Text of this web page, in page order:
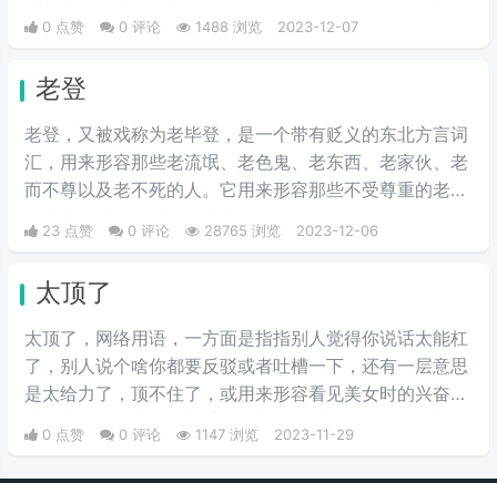
仿。
0 点赞 0 评论 1488 浏览 2023-12-07
老登
老登，又被戏称为老毕登，是一个带有贬义的东北方言词
汇，用来形容那些老流氓、老色鬼、老东西、老家伙、老
而不尊以及老不死的人。它用来形容那些不受尊重的老年
23 点赞 0 评论 28765 浏览 2023-12-06
太顶了
太顶了，网络用语，一方面是指指别人觉得你说话太能杠
了，别人说个啥你都要反驳或者吐槽一下，还有一层意思
是太给力了，顶不住了，或用来形容看见美女时的兴奋心
情。大概是因为lsp看见美女以后会发生石更现象，继而
会出现一种搭帐篷的状态，称为“顶”）大部分时候都等
于“太给力了”的意思。
0 点赞 0 评论 1147 浏览 2023-11-29